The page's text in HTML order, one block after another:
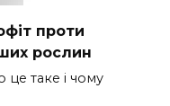
проти
рослин
це таке і чому